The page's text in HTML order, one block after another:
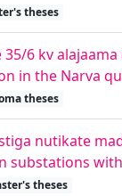
theses
35/6 kv
in the Narva
theses
nutikate
substations
theses